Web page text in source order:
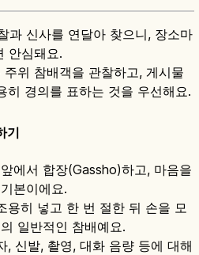
과 신사를 연달아 찾으니, 장소마
안심돼요.
위 참배객을 관찰하고, 게시물
히 경의를 표하는 것을 우선해요.
기
에서 합장(Gassho)하고, 마음을
본이에요.
용히 넣고 한 번 절한 뒤 손을 모
일반적인 참배예요.
, 신발, 촬영, 대화 음량 등에 대해